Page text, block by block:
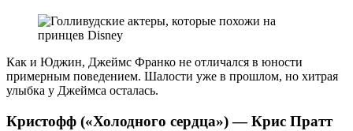
Как и Юджин, Джеймс Франко не отличался в юности
примерным поведением. Шалости уже в прошлом, но хитрая
улыбка у Джеймса осталась.
Кристофф («Холодного сердца») — Крис Пратт